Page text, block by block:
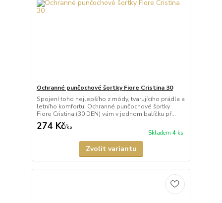
Ochranné punčochové šortky Fiore Cristina 30
Spojení toho nejlepšího z módy, tvarujícího prádla a
letního komfortu! Ochranné punčochové šortky
Fiore Cristina (30 DEN) vám v jednom balíčku př...
274 Kč/ks
Skladem 4 ks
Zvolit variantu